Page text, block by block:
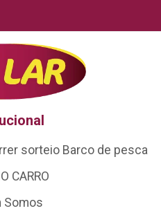
sorteio Barco de pesca
CARRO
Somos